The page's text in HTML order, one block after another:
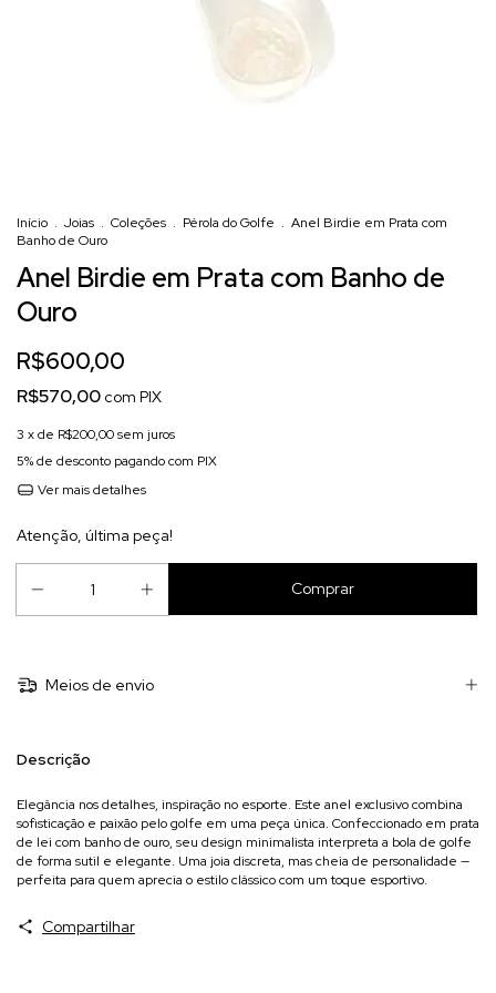
Início . Joias . Coleções . Pérola do Golfe . Anel Birdie em Prata com
Banho de Ouro
Anel Birdie em Prata com Banho de
Ouro
R$600,00
R$570,00 com PIX
3 x de R$200,00sem juros
5% de desconto pagando com PIX
Ver mais detalhes
Atenção, última peça!
Meios de envio
Descrição
Elegância nos detalhes, inspiração no esporte. Este anel exclusivo combina
sofisticação e paixão pelo golfe em uma peça única. Confeccionado em prata
de lei com banho de ouro, seu design minimalista interpreta a bola de golfe
de forma sutil e elegante. Uma joia discreta, mas cheia de personalidade —
perfeita para quem aprecia o estilo clássico com um toque esportivo.
Compartilhar